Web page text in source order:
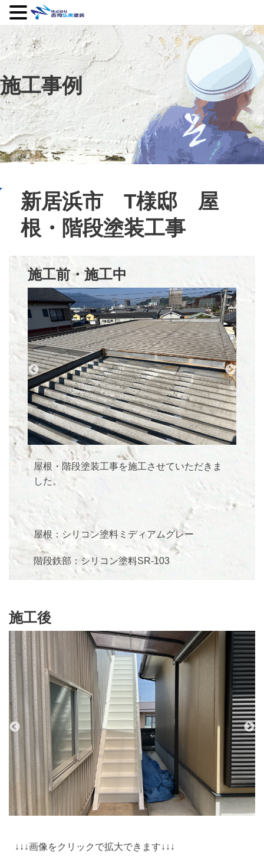
施工事例
新居浜市 T様邸 屋
根・階段塗装工事
施工前・施工中
屋根・階段塗装工事を施工させていただきま
した。
屋根：シリコン塗料ミディアムグレー
階段鉄部：シリコン塗料SR-103
施工後
↓↓↓画像をクリックで拡大できます↓↓↓